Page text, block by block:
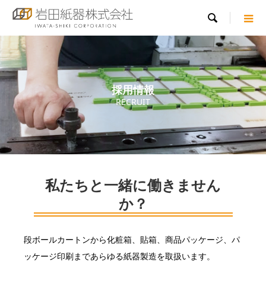

採用情報
RECRUIT
私たちと一緒に働きません
か？
段ボールカートンから化粧箱、貼箱、商品パッケージ、パ
ッケージ印刷まであらゆる紙器製造を取扱います。